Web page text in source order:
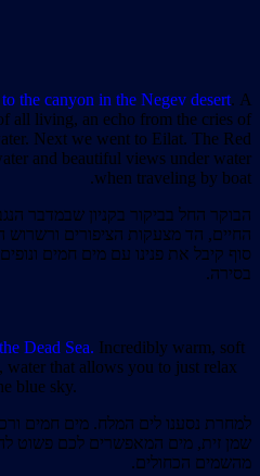
the canyon in the Negev desert. A
all living, an echo from the cries of
Next we went to Eilat. The Red
and beautiful views under water
when traveling by boat.
הבוקר החל בביקור בקניון שבמדבר
החיים, הד מצעקות הציפורים ורשרוש
סוף קיבל את פנינו עם מים חמים
בסירה.
Dead Sea. Incredibly warm, soft
that allows you to just relax
blue sky.
למחרת נסענו לים המלח. מים חמים
שמן זית, מים המאפשרים לכם פשוט
מהשמים הכחולים.